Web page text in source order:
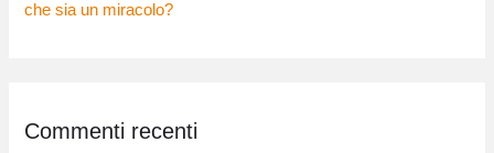
che sia un miracolo?
Commenti recenti